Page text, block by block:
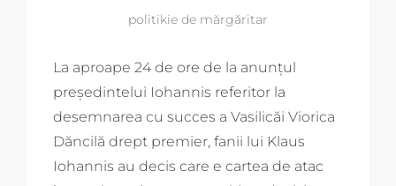
politikie de mărgăritar
La aproape 24 de ore de la anunțul
președintelui Iohannis referitor la
desemnarea cu succes a Vasilicăi Viorica
Dăncilă drept premier, fanii lui Klaus
Iohannis au decis care e cartea de atac